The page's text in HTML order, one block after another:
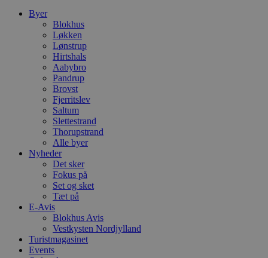
Byer
Blokhus
Løkken
Lønstrup
Hirtshals
Aabybro
Pandrup
Brovst
Fjerritslev
Saltum
Slettestrand
Thorupstrand
Alle byer
Nyheder
Det sker
Fokus på
Set og sket
Tæt på
E-Avis
Blokhus Avis
Vestkysten Nordjylland
Turistmagasinet
Events